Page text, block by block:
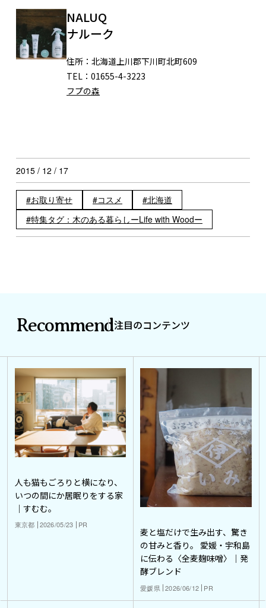
NALUQ
ナルーク
住所： 北海道上川郡下川町北町609
TEL： 01655-4-3223
フプの森
2015 / 12 / 17
お取り寄せ コスメ
北海道
特集タグ：木のある暮らしーLife with Woodー
Recommend注目のコンテンツ
人も猫もごろりと横になり、
いつの間にか居眠りをする家
｜すむむ。
東京都 2026/05/23 PR
麦と塩だけで生み出す、驚き
の甘みと香り。 愛媛・宇和島
に伝わる〈全麦麹味噌〉｜発
酵ブレンド
愛媛県 2026/06/12 PR